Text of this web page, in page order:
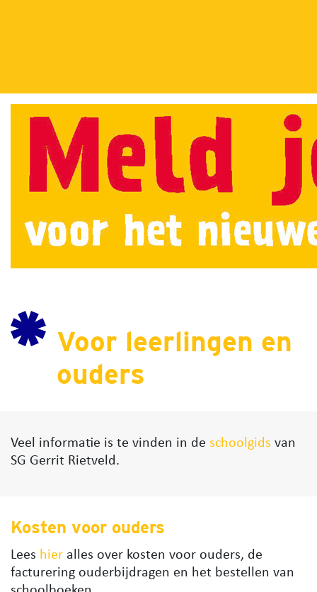
Voor leerlingen en
ouders
Veel informatie is te vinden in de schoolgids van
SG Gerrit Rietveld.
Kosten voor ouders
Lees hier alles over kosten voor ouders, de
facturering ouderbijdragen en het bestellen van